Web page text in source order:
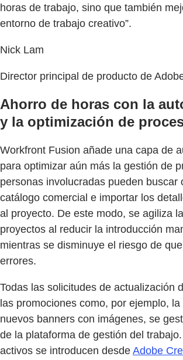
horas de trabajo, sino que también
entorno de trabajo creativo”.
Nick Lam
Director principal de producto de
Ahorro de horas con la
y la optimización de
Workfront Fusion añade una capa de
para optimizar aún más la gestión de
personas involucradas pueden buscar
catálogo comercial e importar los
al proyecto. De este modo, se agiliza
proyectos al reducir la introducción
mientras se disminuye el riesgo de
errores.
Todas las solicitudes de actualización
las promociones como, por ejemplo,
nuevos banners con imágenes, se
de la plataforma de gestión del
activos se introducen desde Adobe